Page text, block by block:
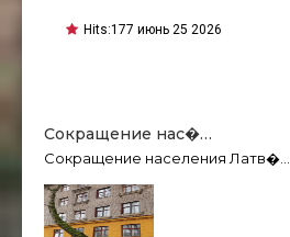
Hits:177 июнь 25 2026
Сокращение нас�…
Сокращение населения Латв�…